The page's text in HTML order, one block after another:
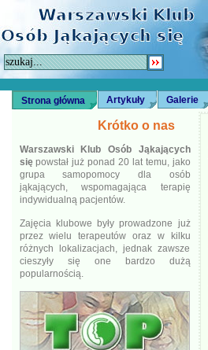
Strona główna Artykuły Galerie
Krótko o nas
Warszawski Klub Osób Jąkających
siępowstał już ponad 20 lat temu, jako
grupa samopomocy dla osób
jąkających, wspomagająca terapię
indywidualną pacjentów.
Zajęcia klubowe były prowadzone już
przez wielu terapeutów oraz w kilku
różnych lokalizacjach, jednak zawsze
cieszyły się one bardzo dużą
popularnością.